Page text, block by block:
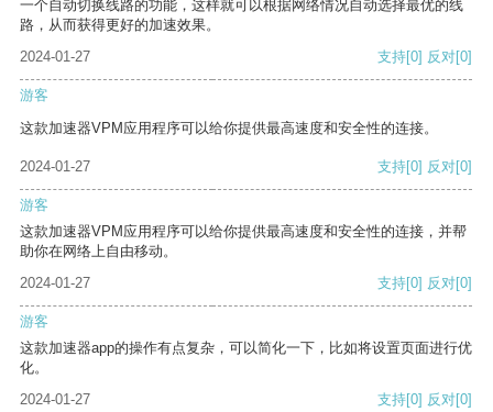
一个自动切换线路的功能，这样就可以根据网络情况自动选择最优的线
路，从而获得更好的加速效果。
2024-01-27
支持[0] 反对[0]
游客
这款加速器VPM应用程序可以给你提供最高速度和安全性的连接。
2024-01-27 支持[0] 反对[0]
游客
这款加速器VPM应用程序可以给你提供最高速度和安全性的连接，并帮
助你在网络上自由移动。
2024-01-27
支持[0] 反对[0]
游客
这款加速器app的操作有点复杂，可以简化一下，比如将设置页面进行优
化。
2024-01-27
支持[0] 反对[0]